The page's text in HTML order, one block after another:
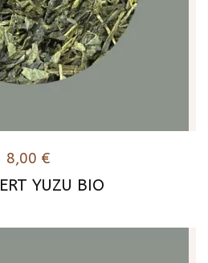
YUZU BIO
8,00 €